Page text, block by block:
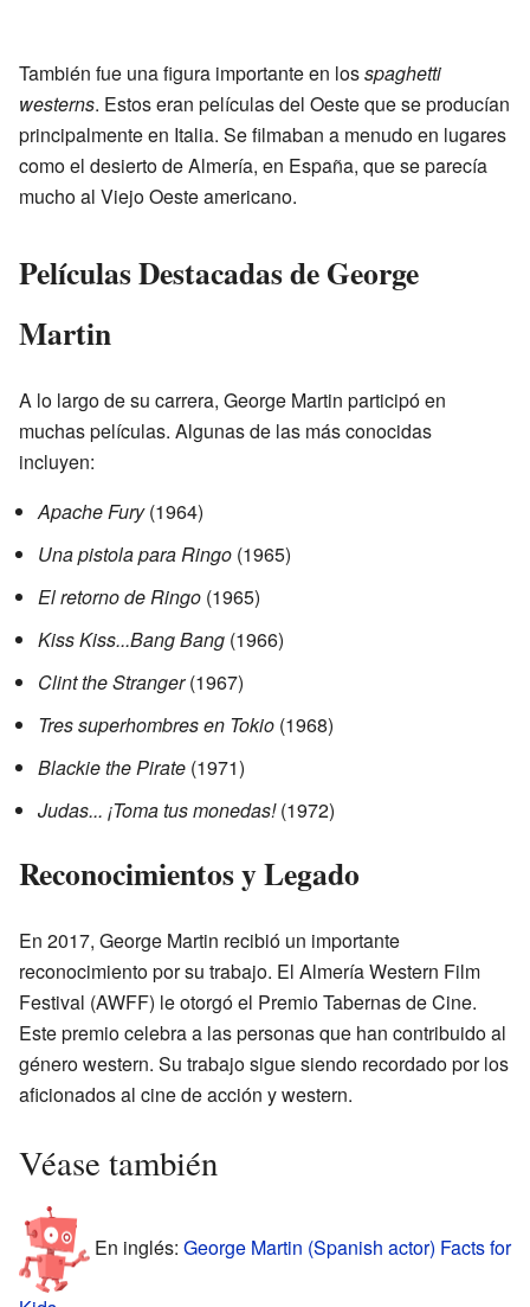
También fue una figura importante en losspaghetti
westerns. Estos eran películas del Oeste que se producían
principalmente en Italia. Se filmaban a menudo en lugares
como el desierto de Almería, en España, que se parecía
mucho al Viejo Oeste americano.
Películas Destacadas de George
Martin
A lo largo de su carrera, George Martin participó en
muchas películas. Algunas de las más conocidas
incluyen:
Apache Fury(1964)
Una pistola para Ringo (1965)
El retorno de Ringo (1965)
Kiss Kiss...Bang Bang (1966)
Clint the Stranger(1967)
Tres superhombres en Tokio (1968)
Blackie the Pirate (1971)
Judas... ¡Toma tus monedas!(1972)
Reconocimientos y Legado
En 2017, George Martin recibió un importante
reconocimiento por su trabajo. El Almería Western Film
Festival (AWFF) le otorgó el Premio Tabernas de Cine.
Este premio celebra a las personas que han contribuido al
género western. Su trabajo sigue siendo recordado por los
aficionados al cine de acción y western.
Véase también
En inglés: George Martin (Spanish actor) Facts for